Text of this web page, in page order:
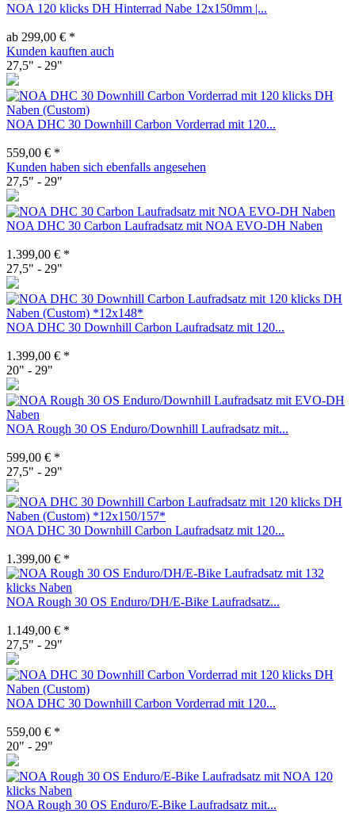
NOA 120 klicks DH Hinterrad Nabe 12x150mm |...
ab 299,00 € *
Kunden kauften auch
27,5" - 29"
NOA DHC 30 Downhill Carbon Vorderrad mit 120...
559,00 € *
Kunden haben sich ebenfalls angesehen
27,5" - 29"
NOA DHC 30 Carbon Laufradsatz mit NOA EVO-DH Naben
1.399,00 € *
27,5" - 29"
NOA DHC 30 Downhill Carbon Laufradsatz mit 120...
1.399,00 € *
20" - 29"
NOA Rough 30 OS Enduro/Downhill Laufradsatz mit...
599,00 € *
27,5" - 29"
NOA DHC 30 Downhill Carbon Laufradsatz mit 120...
1.399,00 € *
NOA Rough 30 OS Enduro/DH/E-Bike Laufradsatz...
1.149,00 € *
27,5" - 29"
NOA DHC 30 Downhill Carbon Vorderrad mit 120...
559,00 € *
20" - 29"
NOA Rough 30 OS Enduro/E-Bike Laufradsatz mit...